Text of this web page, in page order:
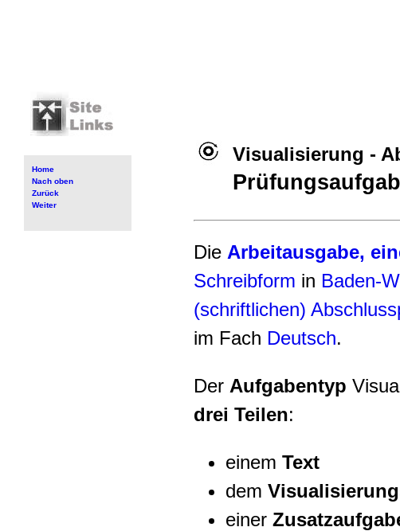
Home
Nach oben
Zurück
Weiter
Visualisierung -
Die Arbeitausgabe,
Schreibform in Baden-
(schriftlichen)
im Fach Deutsch.
Der Aufgabentyp
drei Teilen:
einem Text
dem
einer